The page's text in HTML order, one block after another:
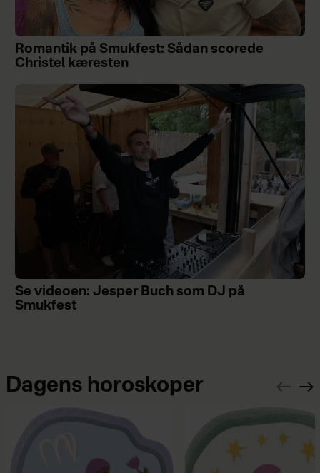
Romantik på Smukfest: Sådan scorede
Christel kæresten
Se videoen: Jesper Buch som DJ på
Smukfest
Dagens horoskoper